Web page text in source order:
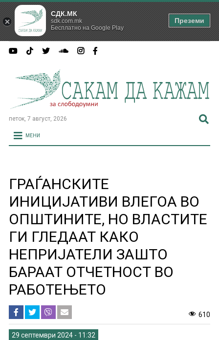
петок, 7 август, 2026
МЕНИ
ГРАЃАНСКИТЕ
ИНИЦИЈАТИВИ ВЛЕГОА ВО
ОПШТИНИТЕ, НО ВЛАСТИТЕ
ГИ ГЛЕДААТ КАКО
НЕПРИЈАТЕЛИ ЗАШТО
БАРААТ ОТЧЕТНОСТ ВО
РАБОТЕЊЕТО
610
29 септември 2024 - 11:32
СДК.МК
sdk.com.mk
Бесплатно на Google Play
Преземи